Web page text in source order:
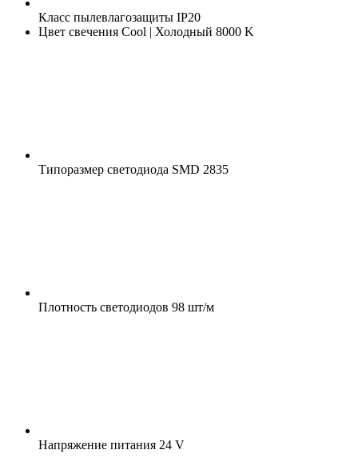
Класс пылевлагозащиты IP20
Цвет свечения Cool | Холодный 8000 K
Типоразмер светодиода SMD 2835
Плотность светодиодов 98 шт/м
Напряжение питания 24 V